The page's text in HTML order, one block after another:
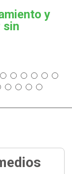
y
sin